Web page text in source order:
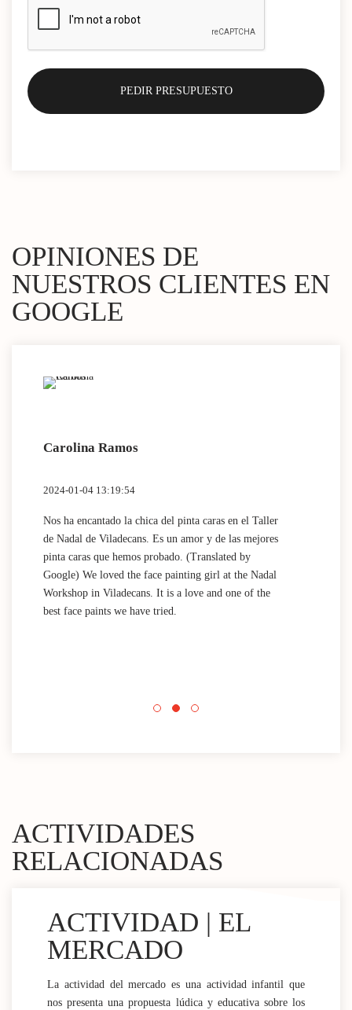
OPINIONES DE
NUESTROS CLIENTES EN
GOOGLE
Carolina Ramos
2024-01-04 13:19:54
Nos ha encantado la chica del pinta caras en el Taller
de Nadal de Viladecans. Es un amor y de las mejores
pinta caras que hemos probado. (Translated by
Google) We loved the face painting girl at the Nadal
Workshop in Viladecans. It is a love and one of the
best face paints we have tried.
ACTIVIDADES
RELACIONADAS
ACTIVIDAD | EL
MERCADO
La actividad del mercado es una actividad infantil que
nos presenta una propuesta lúdica y educativa sobre los